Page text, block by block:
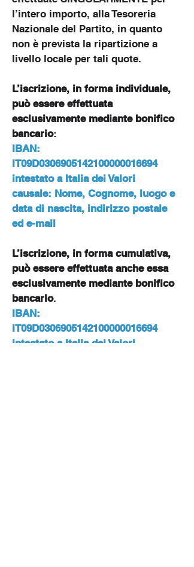
l’intero importo, alla Tesoreria
Nazionale del Partito, in quanto
non è prevista la ripartizione a
livello locale per tali quote.
L’iscrizione, in forma individuale,
può essere effettuata
esclusivamente mediante bonifico
bancario:
IBAN:
IT09D0306905142100000016694
intestato a Italia dei Valori
causale: Nome, Cognome, luogo e
data di nascita, indirizzo postale
ed e-mail
L’iscrizione, in forma cumulativa,
può essere effettuata anche essa
esclusivamente mediante bonifico
bancario.
IBAN:
IT09D0306905142100000016694
intestato a Italia dei Valori